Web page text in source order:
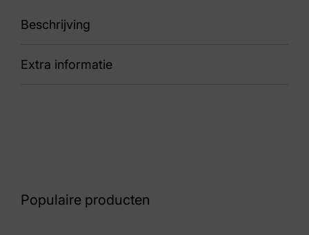
Beschrijving
86
Extra informatie
Populaire producten